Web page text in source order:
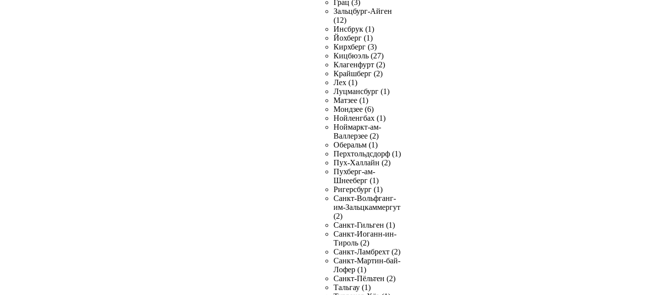
Грац (3)
Зальцбург-Айген
(12)
Инсбрук (1)
Йохберг (1)
Кирхберг (3)
Кицбюэль (27)
Клагенфурт (2)
Крайшберг (2)
Лех (1)
Луцмансбург (1)
Матзее (1)
Мондзее (6)
Нойленгбах (1)
Ноймаркт-ам-
Валлерзее (2)
Оберальм (1)
Перхтольдсдорф (1)
Пух-Халлайн (2)
Пухберг-ам-
Шнееберг (1)
Ригерсбург (1)
Санкт-Вольфганг-
им-Зальцкаммергут
(2)
Санкт-Гильген (1)
Санкт-Иоганн-ин-
Тироль (2)
Санкт-Ламбрехт (2)
Санкт-Мартин-бай-
Лофер (1)
Санкт-Пёльтен (2)
Тальгау (1)